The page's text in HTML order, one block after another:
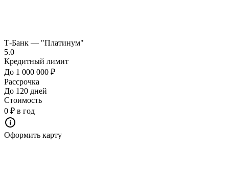
Т-Банк — "Платинум"
5.0
Кредитный лимит
До 1 000 000 ₽
Рассрочка
До 120 дней
Стоимость
0 ₽ в год
Оформить карту